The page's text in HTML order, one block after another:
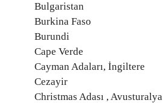
Bulgaristan
Burkina Faso
Burundi
Cape Verde
Cayman Adaları, İngiltere
Cezayir
Christmas Adası , Avusturalya